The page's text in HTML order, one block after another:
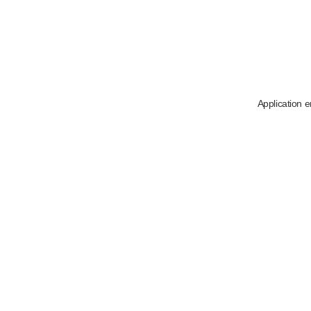
Application